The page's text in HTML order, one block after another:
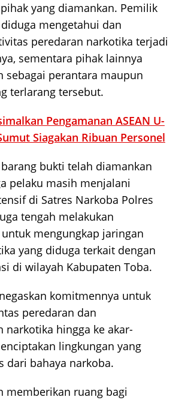
yang diamankan. Pemilik
mengetahui dan
peredaran narkotika terjadi
sementara pihak lainnya
sebagai perantara maupun
terlarang tersebut.
Pengamanan ASEAN U-
Siagakan Ribuan Personel
bukti telah diamankan
pelaku masih menjalani
di Satres Narkoba Polres
tengah melakukan
mengungkap jaringan
yang diduga terkait dengan
di wilayah Kabupaten Toba.
komitmennya untuk
peredaran dan
narkotika hingga ke akar-
lingkungan yang
dari bahaya narkoba.
memberikan ruang bagi